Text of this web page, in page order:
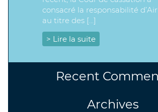
consacré la responsabilité
au titre des […]
> Lire la suite
Recent
Archives